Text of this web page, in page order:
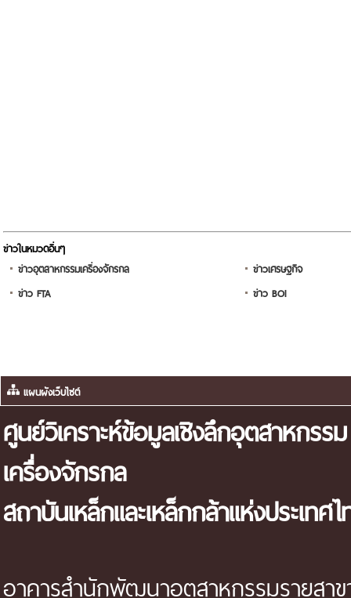
ข่าวในหมวดอื่นๆ
ข่าวอุตสาหกรรมเครื่องจักรกล
ข่าวเศรษฐกิจ
ข่าว FTA
ข่าว BOI
แผนผังเว็บไซต์
ศูนย์วิเคราะห์ข้อมูลเชิงลึกอุตสาหกรรม
เครื่องจักรกล
สถาบันเหล็กและเหล็กกล้าแห่งประเทศ
อาคารสำนักพัฒนาอุตสาหกรรมรายสา